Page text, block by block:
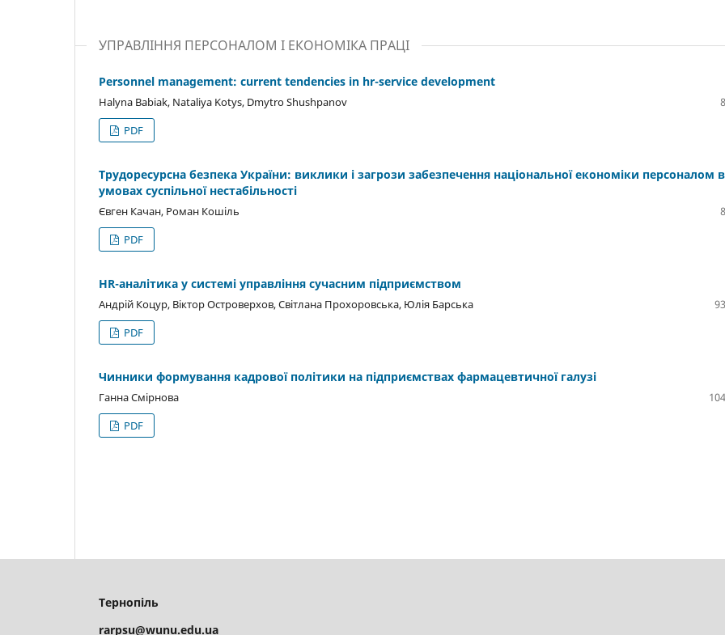
УПРАВЛІННЯ ПЕРСОНАЛОМ І ЕКОНОМІКА ПРАЦІ
Personnel management: current tendencies in hr-service development
Halyna Babiak, Nataliya Kotys, Dmytro Shushpanov
PDF
Трудоресурсна безпека України: виклики і загрози забезпечення національної економіки персоналом в
умовах суспільної нестабільності
Євген Качан, Роман Кошіль
PDF
HR-аналітика у системі управління сучасним підприємством
Андрій Коцур, Віктор Островерхов, Світлана Прохоровська, Юлія Барська
PDF
Чинники формування кадрової політики на підприємствах фармацевтичної галузі
Ганна Смірнова
PDF
Тернопіль
rarpsu@wunu.edu.ua